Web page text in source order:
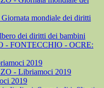
mondiale dei diritti
dei diritti dei bambini
- FONTECCHIO - OCRE:
2019
- Libriamoci 2019
2019